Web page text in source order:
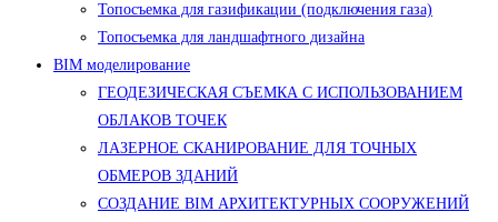
Топосъемка для газификации (подключения газа)
Топосъемка для ландшафтного дизайна
BIM моделирование
ГЕОДЕЗИЧЕСКАЯ СЪЕМКА С ИСПОЛЬЗОВАНИЕМ
ОБЛАКОВ ТОЧЕК
ЛАЗЕРНОЕ СКАНИРОВАНИЕ ДЛЯ ТОЧНЫХ
ОБМЕРОВ ЗДАНИЙ
СОЗДАНИЕ BIM АРХИТЕКТУРНЫХ СООРУЖЕНИЙ